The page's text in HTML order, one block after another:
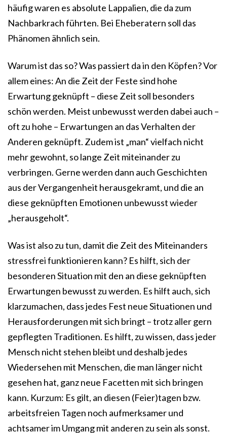
häufig waren es absolute Lappalien, die da zum
Nachbarkrach führten. Bei Eheberatern soll das
Phänomen ähnlich sein.
Warum ist das so? Was passiert da in den Köpfen? Vor
allem eines: An die Zeit der Feste sind hohe
Erwartung geknüpft – diese Zeit soll besonders
schön werden. Meist unbewusst werden dabei auch –
oft zu hohe – Erwartungen an das Verhalten der
Anderen geknüpft. Zudem ist „man“ vielfach nicht
mehr gewohnt, so lange Zeit miteinander zu
verbringen. Gerne werden dann auch Geschichten
aus der Vergangenheit herausgekramt, und die an
diese geknüpften Emotionen unbewusst wieder
„herausgeholt“.
Was ist also zu tun, damit die Zeit des Miteinanders
stressfrei funktionieren kann? Es hilft, sich der
besonderen Situation mit den an diese geknüpften
Erwartungen bewusst zu werden. Es hilft auch, sich
klarzumachen, dass jedes Fest neue Situationen und
Herausforderungen mit sich bringt – trotz aller gern
gepflegten Traditionen. Es hilft, zu wissen, dass jeder
Mensch nicht stehen bleibt und deshalb jedes
Wiedersehen mit Menschen, die man länger nicht
gesehen hat, ganz neue Facetten mit sich bringen
kann. Kurzum: Es gilt, an diesen (Feier)tagen bzw.
arbeitsfreien Tagen noch aufmerksamer und
achtsamer im Umgang mit anderen zu sein als sonst.